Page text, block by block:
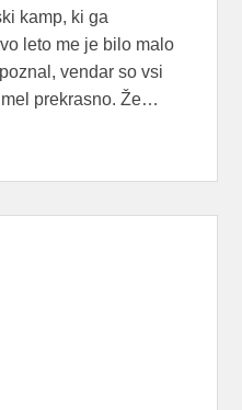
kamp, ki ga
leto me je bilo malo
vendar so vsi
prekrasno. Že…